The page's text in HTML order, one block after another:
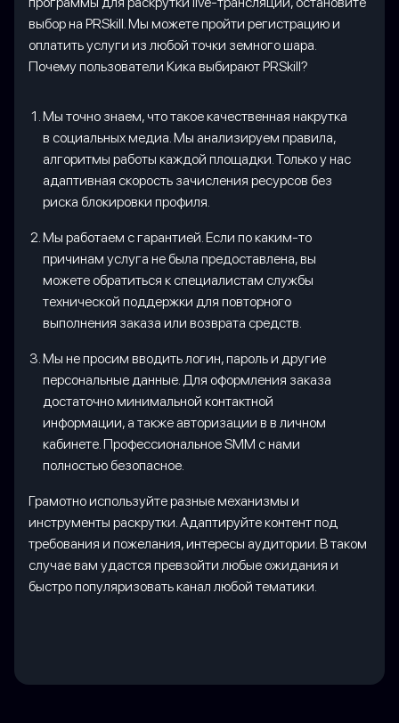
выбор на PRSkill. Мы можете пройти регистрацию и
оплатить услуги из любой точки земного шара.
Почему пользователи Кика выбирают PRSkill?
Мы точно знаем, что такое качественная накрутка
в социальных медиа. Мы анализируем правила,
алгоритмы работы каждой площадки. Только у нас
адаптивная скорость зачисления ресурсов без
риска блокировки профиля.
Мы работаем с гарантией. Если по каким-то
причинам услуга не была предоставлена, вы
можете обратиться к специалистам службы
технической поддержки для повторного
выполнения заказа или возврата средств.
Мы не просим вводить логин, пароль и другие
персональные данные. Для оформления заказа
достаточно минимальной контактной
информации, а также авторизации в в личном
кабинете. Профессиональное SMM с нами
полностью безопасное.
Грамотно используйте разные механизмы и
инструменты раскрутки. Адаптируйте контент под
требования и пожелания, интересы аудитории. В таком
случае вам удастся превзойти любые ожидания и
быстро популяризовать канал любой тематики.